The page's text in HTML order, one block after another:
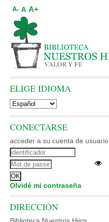
A- A A+
ELIGE IDIOMA
CONECTARSE
acceder a su cuenta de usuario
Olvidé mi contraseña
DIRECCIÓN